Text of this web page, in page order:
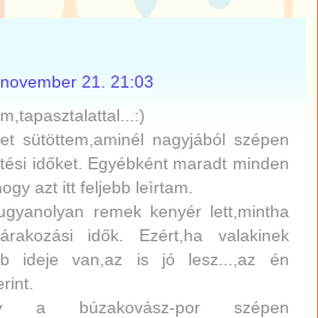
21. 21:03
sütöttem,aminél nagyjából szépen
időket. Egyébként maradt minden
azt itt feljebb leìrtam.
remek kenyér lett,mintha
idők. Ezért,ha valakinek
ideje van,az is jó lesz...,az én
a búzakovász-por szépen